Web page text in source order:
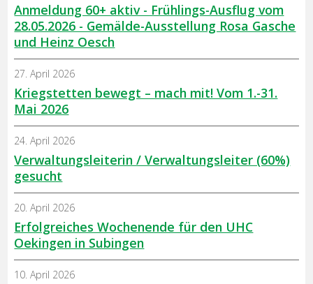
Anmeldung 60+ aktiv - Frühlings-Ausflug vom
28.05.2026 - Gemälde-Ausstellung Rosa Gasche
und Heinz Oesch
Kriegstetten bewegt – mach mit! Vom 1.-31.
Mai 2026
27. April 2026
Verwaltungsleiterin / Verwaltungsleiter (60%)
gesucht
24. April 2026
Erfolgreiches Wochenende für den UHC
Oekingen in Subingen
20. April 2026
10. April 2026